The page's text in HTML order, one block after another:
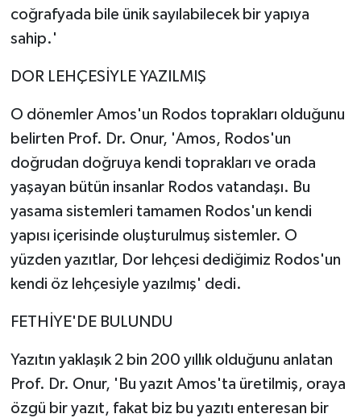
coğrafyada bile ünik sayılabilecek bir yapıya
sahip.'
DOR LEHÇESİYLE YAZILMIŞ
O dönemler Amos'un Rodos toprakları olduğunu
belirten Prof. Dr. Onur, 'Amos, Rodos'un
doğrudan doğruya kendi toprakları ve orada
yaşayan bütün insanlar Rodos vatandaşı. Bu
yasama sistemleri tamamen Rodos'un kendi
yapısı içerisinde oluşturulmuş sistemler. O
yüzden yazıtlar, Dor lehçesi dediğimiz Rodos'un
kendi öz lehçesiyle yazılmış' dedi.
FETHİYE'DE BULUNDU
Yazıtın yaklaşık 2 bin 200 yıllık olduğunu anlatan
Prof. Dr. Onur, 'Bu yazıt Amos'ta üretilmiş, oraya
özgü bir yazıt, fakat biz bu yazıtı enteresan bir